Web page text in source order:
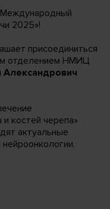
Международный
2025»!
присоединиться
отделением НМИЦ
Александрович
костей черепа»
актуальные